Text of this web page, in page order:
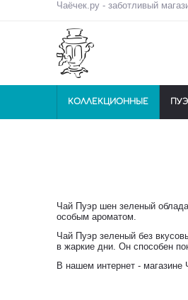
Чаёчек.ру - заботливый
КОЛЛЕКЦИОННЫЕ
Чай Пуэр шен зеленый
особым ароматом.
Чай Пуэр зеленый без
в жаркие дни. Он способен
В нашем интернет - магазине